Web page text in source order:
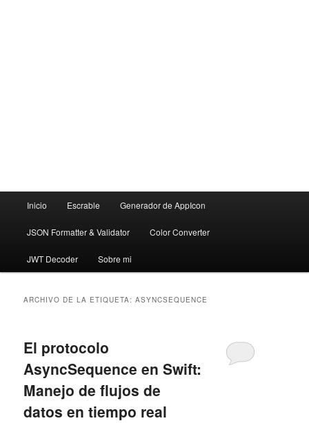
Inicio Escrable Generador de AppIcon
JSON Formatter & Validator Color Converter
JWT Decoder Sobre mi
ARCHIVO DE LA ETIQUETA:ASYNCSEQUENCE
El protocolo
AsyncSequence en Swift:
Manejo de flujos de
datos en tiempo real